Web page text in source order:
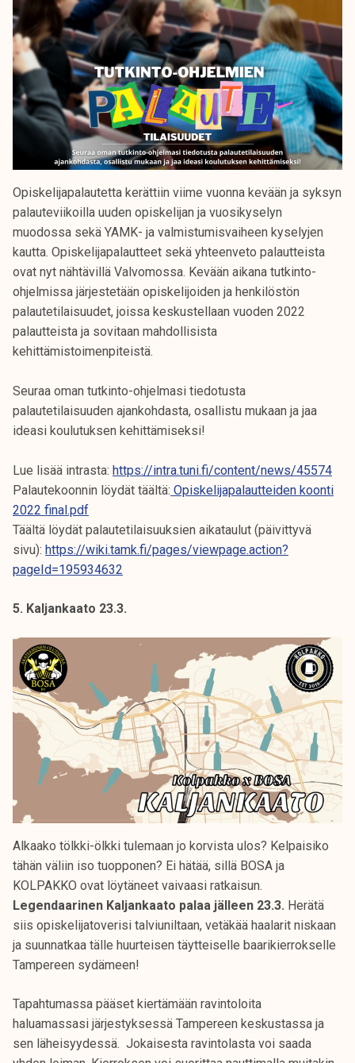
Opiskelijapalautetta kerättiin viime vuonna kevään ja syksyn
palauteviikoilla uuden opiskelijan ja vuosikyselyn
muodossa sekä YAMK- ja valmistumisvaiheen kyselyjen
kautta. Opiskelijapalautteet sekä yhteenveto palautteista
ovat nyt nähtävillä Valvomossa. Kevään aikana tutkinto-
ohjelmissa järjestetään opiskelijoiden ja henkilöstön
palautetilaisuudet, joissa keskustellaan vuoden 2022
palautteista ja sovitaan mahdollisista
kehittämistoimenpiteistä.
Seuraa oman tutkinto-ohjelmasi tiedotusta
palautetilaisuuden ajankohdasta, osallistu mukaan ja jaa
ideasi koulutuksen kehittämiseksi!
Lue lisää intrasta: https://intra.tuni.fi/content/news/45574
Palautekoonnin löydät täältä: Opiskelijapalautteiden koonti
2022 final.pdf
Täältä löydät palautetilaisuuksien aikataulut (päivittyvä
sivu): https://wiki.tamk.fi/pages/viewpage.action?
pageId=195934632
5. Kaljankaato 23.3.
Alkaako tölkki-ölkki tulemaan jo korvista ulos? Kelpaisiko
tähän väliin iso tuopponen? Ei hätää, sillä BOSA ja
KOLPAKKO ovat löytäneet vaivaasi ratkaisun.
Legendaarinen Kaljankaato palaa jälleen 23.3. Herätä
siis opiskelijatoverisi talviuniltaan, vetäkää haalarit niskaan
ja suunnatkaa tälle huurteisen täytteiselle baarikierrokselle
Tampereen sydämeen!
Tapahtumassa pääset kiertämään ravintoloita
haluamassasi järjestyksessä Tampereen keskustassa ja
sen läheisyydessä. Jokaisesta ravintolasta voi saada